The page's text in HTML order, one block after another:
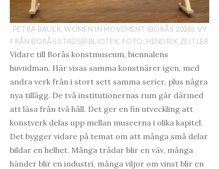
PETRA BAUER, WOMEN IN MOVEMENT (BORÅS 2026). VY
FRÅN BORÅS STADSBIBLIOTEK. FOTO: HENDRIK ZEITLER
Vidare till Borås konstmuseum, biennalens
huvudman. Här visas samma konstnärer igen, med
andra verk från i stort sett samma serier, plus några
nya tillägg. De två institutionernas rum går därmed
att läsa från två håll. Det ger en fin utveckling att
konstverk delas upp mellan museerna i olika kapitel.
Det bygger vidare på temat om att många små delar
bildar en helhet. Många trådar blir en väv, många
händer blir en industri, många viljor om vinst blir en